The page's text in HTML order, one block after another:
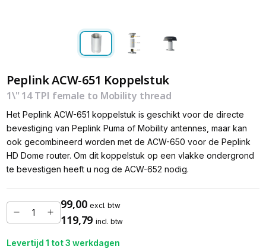
Peplink ACW-651 Koppelstuk
1\" 14 TPI female to Mobility thread
Het Peplink ACW-651 koppelstuk is geschikt voor de directe
bevestiging van Peplink Puma of Mobility antennes, maar kan
ook gecombineerd worden met de ACW-650 voor de Peplink
HD Dome router. Om dit koppelstuk op een vlakke ondergrond
te bevestigen heeft u nog de ACW-652 nodig.
99,00 excl. btw
119,79 incl. btw
Levertijd 1 tot 3 werkdagen